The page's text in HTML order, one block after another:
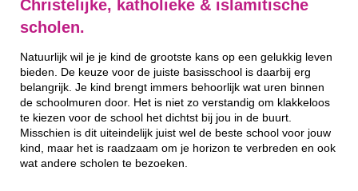
Christelijke, katholieke & islamitische
scholen.
Natuurlijk wil je je kind de grootste kans op een gelukkig leven
bieden. De keuze voor de juiste basisschool is daarbij erg
belangrijk. Je kind brengt immers behoorlijk wat uren binnen
de schoolmuren door. Het is niet zo verstandig om klakkeloos
te kiezen voor de school het dichtst bij jou in de buurt.
Misschien is dit uiteindelijk juist wel de beste school voor jouw
kind, maar het is raadzaam om je horizon te verbreden en ook
wat andere scholen te bezoeken.